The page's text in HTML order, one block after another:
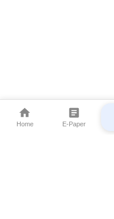
Home E-Paper